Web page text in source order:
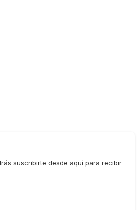
suscribirte desde aquí para recibir